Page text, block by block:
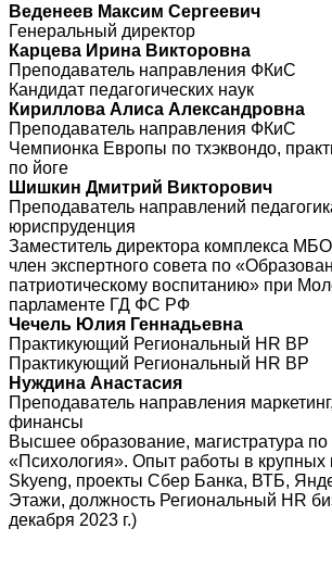
Веденеев Максим Сергеевич
Генеральный директор
Карцева Ирина Викторовна
Преподаватель направления ФКиС
Кандидат педагогических наук
Кириллова Алиса Александровна
Преподаватель направления ФКиС
Чемпионка Европы по тхэквондо,
по йоге
Шишкин Дмитрий Викторович
Преподаватель направлений
юриспруденция
Заместитель директора комплекса
член экспертного совета по
патриотическому воспитанию» при
парламенте ГД ФС РФ
Чечель Юлия Геннадьевна
Практикующий Региональный HR BP
Практикующий Региональный HR BP
Нуждина Анастасия
Преподаватель направления
финансы
Высшее образование, магистратура
«Психология». Опыт работы в крупных
Skyeng, проекты Сбер Банка, ВТБ,
Этажи, должность Региональный HR
декабря 2023 г.)